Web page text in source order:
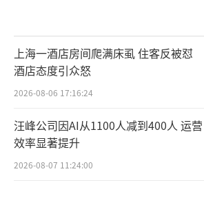
上海一酒店房间爬满床虱 住客反被怼
酒店态度引众怒
2026-08-06 17:16:24
汪峰公司因AI从1100人减到400人 运营
效率显著提升
2026-08-07 11:24:00